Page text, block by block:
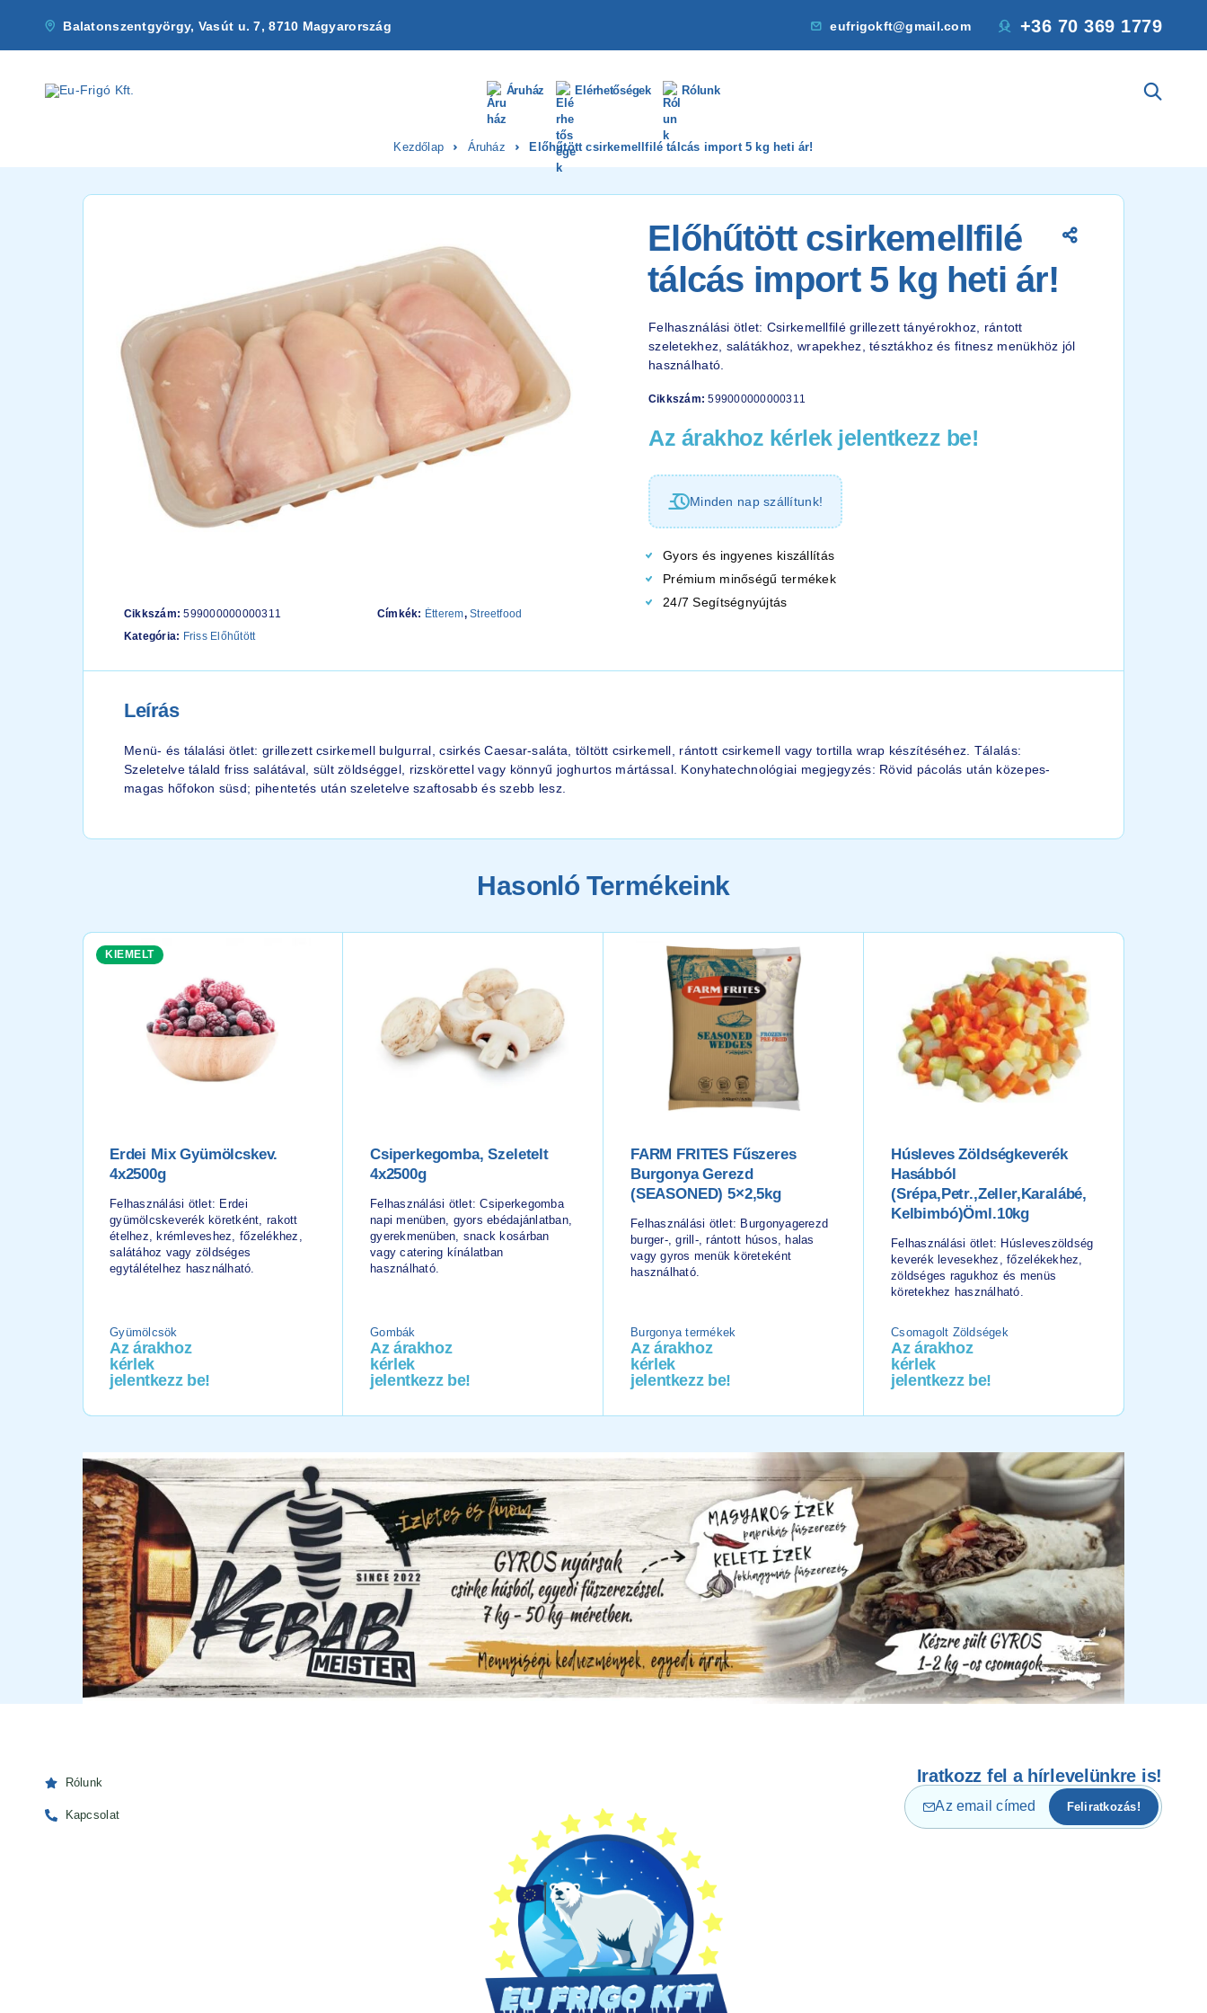
Balatonszentgyörgy, Vasút u. 7, 8710 Magyarország eufrigokft@gmail.com +36 70 369 1779
Áruház Elérhetőségek Rólunk
Kezdőlap Áruház Előhűtött csirkemellfilé tálcás import 5 kg heti ár!
Cikkszám:599000000000311
Kategória: Friss Előhűtött
Címkék: Étterem,Streetfood
Előhűtött csirkemellfilé
tálcás import 5 kg heti ár!
Felhasználási ötlet: Csirkemellfilé grillezett tányérokhoz, rántott
szeletekhez, salátákhoz, wrapekhez, tésztákhoz és fitnesz menükhöz jól
használható.
Cikkszám:599000000000311
Az árakhoz kérlek jelentkezz be!
Minden nap szállítunk!
Gyors és ingyenes kiszállítás
Prémium minőségű termékek
24/7 Segítségnyújtás
Leírás
Menü- és tálalási ötlet: grillezett csirkemell bulgurral, csirkés Caesar-saláta, töltött csirkemell, rántott csirkemell vagy tortilla wrap készítéséhez. Tálalás:
Szeletelve tálald friss salátával, sült zöldséggel, rizskörettel vagy könnyű joghurtos mártással. Konyhatechnológiai megjegyzés: Rövid pácolás után közepes-
magas hőfokon süsd; pihentetés után szeletelve szaftosabb és szebb lesz.
Hasonló Termékeink
KIEMELT
Erdei Mix Gyümölcskev.
4x2500g
Felhasználási ötlet: Erdei
gyümölcskeverék köretként, rakott
ételhez, krémleveshez, főzelékhez,
salátához vagy zöldséges
egytálételhez használható.
Gyümölcsök
Az árakhoz
kérlek
jelentkezz be!
Csiperkegomba, Szeletelt
4x2500g
Felhasználási ötlet: Csiperkegomba
napi menüben, gyors ebédajánlatban,
gyerekmenüben, snack kosárban
vagy catering kínálatban
használható.
Gombák
Az árakhoz
kérlek
jelentkezz be!
FARM FRITES Fűszeres
Burgonya Gerezd
(SEASONED) 5×2,5kg
Felhasználási ötlet: Burgonyagerezd
burger-, grill-, rántott húsos, halas
vagy gyros menük köreteként
használható.
Burgonya termékek
Az árakhoz
kérlek
jelentkezz be!
Húsleves Zöldségkeverék
Hasábból
(srépa,petr.,zeller,karalábé,
Kelbimbó)öml.10kg
Felhasználási ötlet: Húsleveszöldség
keverék levesekhez, főzelékekhez,
zöldséges ragukhoz és menüs
köretekhez használható.
Csomagolt Zöldségek
Az árakhoz
kérlek
jelentkezz be!
Rólunk
Kapcsolat
Iratkozz fel a hírlevelünkre is!